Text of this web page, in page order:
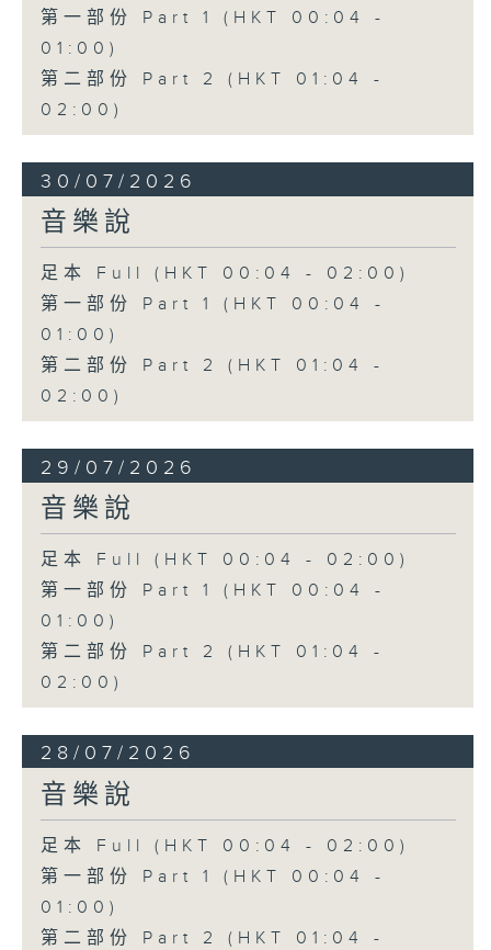
第一部份 Part 1 (HKT 00:04 -
01:00)
第二部份 Part 2 (HKT 01:04 -
02:00)
30/07/2026
音樂說
足本 Full (HKT 00:04 - 02:00)
第一部份 Part 1 (HKT 00:04 -
01:00)
第二部份 Part 2 (HKT 01:04 -
02:00)
29/07/2026
音樂說
足本 Full (HKT 00:04 - 02:00)
第一部份 Part 1 (HKT 00:04 -
01:00)
第二部份 Part 2 (HKT 01:04 -
02:00)
28/07/2026
音樂說
足本 Full (HKT 00:04 - 02:00)
第一部份 Part 1 (HKT 00:04 -
01:00)
第二部份 Part 2 (HKT 01:04 -